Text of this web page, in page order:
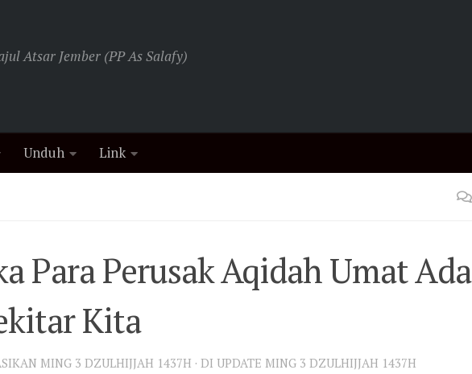
Atsar Jember (PP As Salafy)
Unduh Link
Para Perusak Aqidah Umat Ada
Kita
MING 3 DZULHIJJAH 1437H · DI UPDATE MING 3 DZULHIJJAH 1437H